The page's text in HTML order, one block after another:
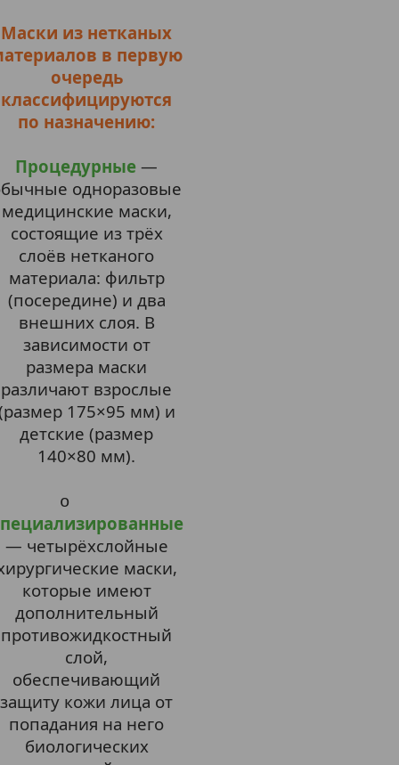
Маски из нетканых
в первую
очередь
классифицируются
по назначению:
Процедурные —
одноразовые
медицинские маски,
состоящие из трёх
слоёв нетканого
материала: фильтр
(посередине) и два
внешних слоя. В
зависимости от
размера маски
различают взрослые
175×95 мм) и
детские (размер
140×80 мм).
o
— четырёхслойные
маски,
которые имеют
дополнительный
противожидкостный
слой,
обеспечивающий
защиту кожи лица от
попадания на него
биологических